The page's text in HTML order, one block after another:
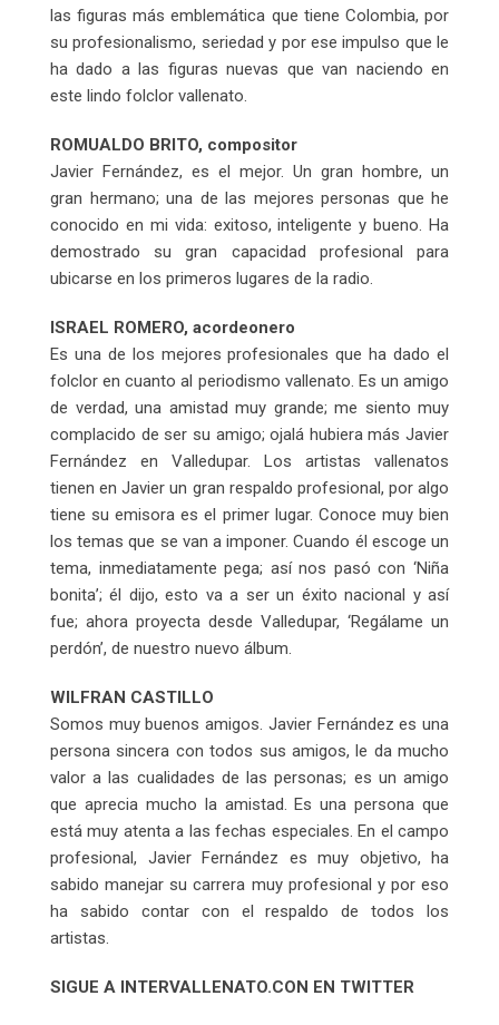
las figuras más emblemática que tiene Colombia, por
su profesionalismo, seriedad y por ese impulso que le
ha dado a las figuras nuevas que van naciendo en
este lindo folclor vallenato.
ROMUALDO BRITO, compositor
Javier Fernández, es el mejor. Un gran hombre, un
gran hermano; una de las mejores personas que he
conocido en mi vida: exitoso, inteligente y bueno. Ha
demostrado su gran capacidad profesional para
ubicarse en los primeros lugares de la radio.
ISRAEL ROMERO, acordeonero
Es una de los mejores profesionales que ha dado el
folclor en cuanto al periodismo vallenato. Es un amigo
de verdad, una amistad muy grande; me siento muy
complacido de ser su amigo; ojalá hubiera más Javier
Fernández en Valledupar. Los artistas vallenatos
tienen en Javier un gran respaldo profesional, por algo
tiene su emisora es el primer lugar. Conoce muy bien
los temas que se van a imponer. Cuando él escoge un
tema, inmediatamente pega; así nos pasó con ‘Niña
bonita’; él dijo, esto va a ser un éxito nacional y así
fue; ahora proyecta desde Valledupar, ‘Regálame un
perdón’, de nuestro nuevo álbum.
WILFRAN CASTILLO
Somos muy buenos amigos. Javier Fernández es una
persona sincera con todos sus amigos, le da mucho
valor a las cualidades de las personas; es un amigo
que aprecia mucho la amistad. Es una persona que
está muy atenta a las fechas especiales. En el campo
profesional, Javier Fernández es muy objetivo, ha
sabido manejar su carrera muy profesional y por eso
ha sabido contar con el respaldo de todos los
artistas.
SIGUE A INTERVALLENATO.CON EN TWITTER